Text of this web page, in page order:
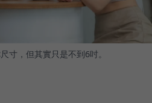
寸，但其實只是不到6吋。